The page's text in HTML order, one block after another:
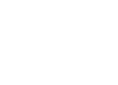
in jedes
werden, um jedem